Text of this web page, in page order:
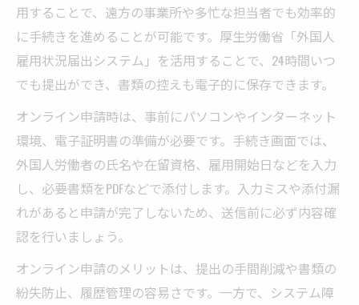
用することで、遠方の事業所や多忙な担当者でも効率的
に手続きを進めることが可能です。厚生労働省「外国人
雇用状況届出システム」を活用することで、24時間いつ
でも提出ができ、書類の控えも電子的に保存できます。
オンライン申請時は、事前にパソコンやインターネット
環境、電子証明書の準備が必要です。手続き画面では、
外国人労働者の氏名や在留資格、雇用開始日などを入力
し、必要書類をPDFなどで添付します。入力ミスや添付漏
れがあると申請が完了しないため、送信前に必ず内容確
認を行いましょう。
オンライン申請のメリットは、提出の手間削減や書類の
紛失防止、履歴管理の容易さです。一方で、システム障